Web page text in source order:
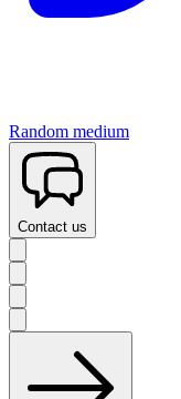
Random medium
Contact us